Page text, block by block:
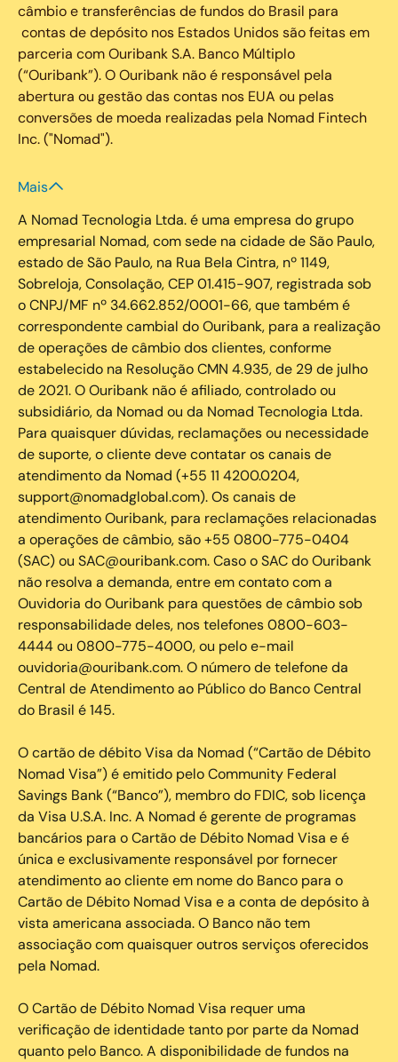
câmbio e transferências de fundos do Brasil para
contas de depósito nos Estados Unidos são feitas em
parceria com Ouribank S.A. Banco Múltiplo
(“Ouribank”). O Ouribank não é responsável pela
abertura ou gestão das contas nos EUA ou pelas
conversões de moeda realizadas pela Nomad Fintech
Inc. ("Nomad").
Mais
A Nomad Tecnologia Ltda. é uma empresa do grupo
empresarial Nomad, com sede na cidade de São Paulo,
estado de São Paulo, na Rua Bela Cintra, nº 1149,
Sobreloja, Consolação, CEP 01.415-907, registrada sob
o CNPJ/MF nº 34.662.852/0001-66, que também é
correspondente cambial do Ouribank, para a realização
de operações de câmbio dos clientes, conforme
estabelecido na Resolução CMN 4.935, de 29 de julho
de 2021. O Ouribank não é afiliado, controlado ou
subsidiário, da Nomad ou da Nomad Tecnologia Ltda.
Para quaisquer dúvidas, reclamações ou necessidade
de suporte, o cliente deve contatar os canais de
atendimento da Nomad (+55 11 4200.0204,
support@nomadglobal.com). Os canais de
atendimento Ouribank, para reclamações relacionadas
a operações de câmbio, são +55 0800-775-0404
(SAC) ou SAC@ouribank.com. Caso o SAC do Ouribank
não resolva a demanda, entre em contato com a
Ouvidoria do Ouribank para questões de câmbio sob
responsabilidade deles, nos telefones 0800-603-
4444 ou 0800-775-4000, ou pelo e-mail
ouvidoria@ouribank.com. O número de telefone da
Central de Atendimento ao Público do Banco Central
do Brasil é 145.
O cartão de débito Visa da Nomad (“Cartão de Débito
Nomad Visa”) é emitido pelo Community Federal
Savings Bank (“Banco”), membro do FDIC, sob licença
da Visa U.S.A. Inc. A Nomad é gerente de programas
bancários para o Cartão de Débito Nomad Visa e é
única e exclusivamente responsável por fornecer
atendimento ao cliente em nome do Banco para o
Cartão de Débito Nomad Visa e a conta de depósito à
vista americana associada. O Banco não tem
associação com quaisquer outros serviços oferecidos
pela Nomad.
O Cartão de Débito Nomad Visa requer uma
verificação de identidade tanto por parte da Nomad
quanto pelo Banco. A disponibilidade de fundos na